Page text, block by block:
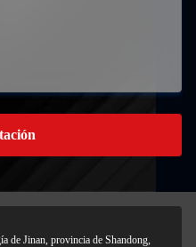
de Jinan, provincia de Shandong,